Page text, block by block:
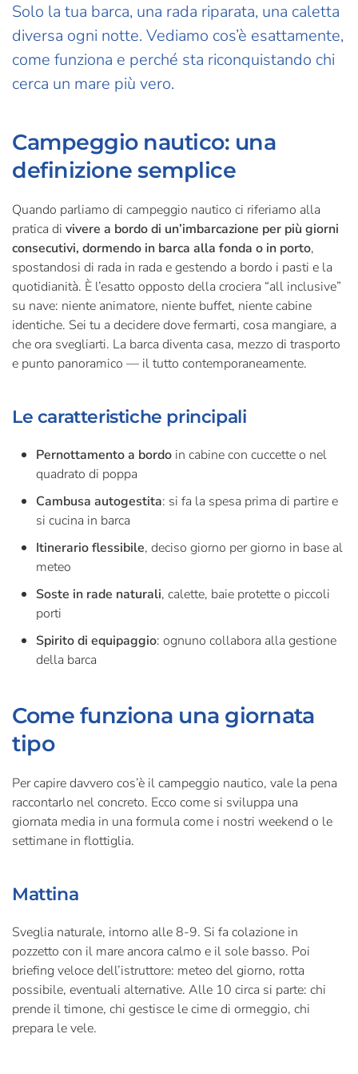
Solo la tua barca, una rada riparata, una caletta
diversa ogni notte. Vediamo cos’è esattamente,
come funziona e perché sta riconquistando chi
cerca un mare più vero.
Campeggio nautico: una
definizione semplice
Quando parliamo di campeggio nautico ci riferiamo alla
pratica di vivere a bordo di un’imbarcazione per più giorni
consecutivi, dormendo in barca alla fonda o in porto,
spostandosi di rada in rada e gestendo a bordo i pasti e la
quotidianità. È l’esatto opposto della crociera “all inclusive”
su nave: niente animatore, niente buffet, niente cabine
identiche. Sei tu a decidere dove fermarti, cosa mangiare, a
che ora svegliarti. La barca diventa casa, mezzo di trasporto
e punto panoramico — il tutto contemporaneamente.
Le caratteristiche principali
Pernottamento a bordo in cabine con cuccette o nel
quadrato di poppa
Cambusa autogestita: si fa la spesa prima di partire e
si cucina in barca
Itinerario flessibile, deciso giorno per giorno in base al
meteo
Soste in rade naturali, calette, baie protette o piccoli
porti
Spirito di equipaggio: ognuno collabora alla gestione
della barca
Come funziona una giornata
tipo
Per capire davvero cos’è il campeggio nautico, vale la pena
raccontarlo nel concreto. Ecco come si sviluppa una
giornata media in una formula come i nostri weekend o le
settimane in flottiglia.
Mattina
Sveglia naturale, intorno alle 8-9. Si fa colazione in
pozzetto con il mare ancora calmo e il sole basso. Poi
briefing veloce dell’istruttore: meteo del giorno, rotta
possibile, eventuali alternative. Alle 10 circa si parte: chi
prende il timone, chi gestisce le cime di ormeggio, chi
prepara le vele.